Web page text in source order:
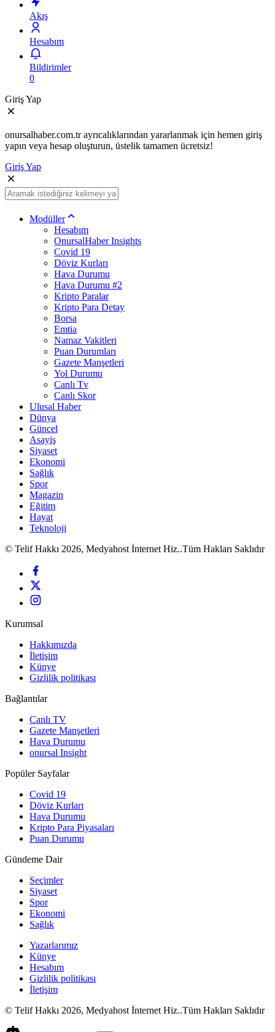
Akış
Hesabım
Bildirimler
0
Giriş Yap
onursalhaber.com.tr ayrıcalıklarından yararlanmak için hemen giriş
yapın veya hesap oluşturun, üstelik tamamen ücretsiz!
Giriş Yap
Modüller
Hesabım
OnursalHaber Insights
Covid 19
Döviz Kurları
Hava Durumu
Hava Durumu #2
Kripto Paralar
Kripto Para Detay
Borsa
Emtia
Namaz Vakitleri
Puan Durumları
Gazete Manşetleri
Yol Durumu
Canlı Tv
Canlı Skor
Ulusal Haber
Dünya
Güncel
Asayiş
Siyaset
Ekonomi
Sağlık
Spor
Magazin
Eğitim
Hayat
Teknoloji
© Telif Hakkı 2026, Medyahost İnternet Hiz..Tüm Hakları Saklıdır
Kurumsal
Hakkımızda
İletişim
Künye
Gizlilik politikası
Bağlantılar
Canlı TV
Gazete Manşetleri
Hava Durumu
onursal Insight
Popüler Sayfalar
Covid 19
Döviz Kurları
Hava Durumu
Kripto Para Piyasaları
Puan Durumu
Gündeme Dair
Seçimler
Siyaset
Spor
Ekonomi
Sağlık
Yazarlarımız
Künye
Hesabım
Gizlilik politikası
İletişim
© Telif Hakkı 2026, Medyahost İnternet Hiz..Tüm Hakları Saklıdır